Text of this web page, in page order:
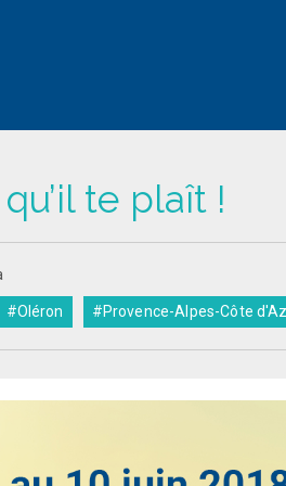
te plaît !
#Oléron #Provence-Alpes-Côte